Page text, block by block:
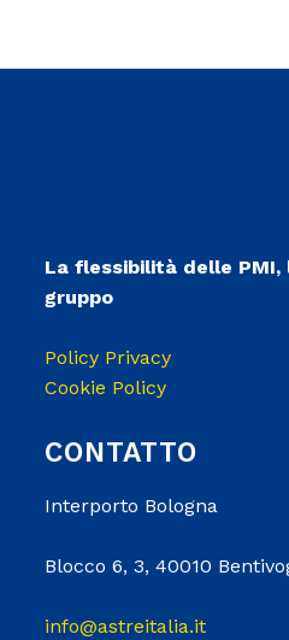
La flessibilità delle
gruppo
Policy Privacy
Cookie Policy
CONTATTO
Interporto Bologna
Blocco 6, 3, 40010
info@astreitalia.it